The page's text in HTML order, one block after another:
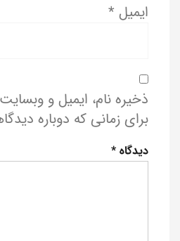
ایمیل *
ذخیره نام، ایمیل و
برای زمانی که دوباره
دیدگاه*